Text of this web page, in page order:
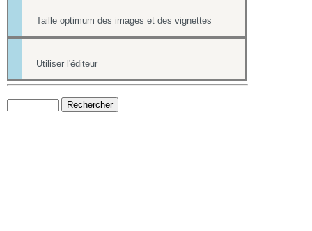
Taille optimum des images et des vignettes
Utiliser l'éditeur